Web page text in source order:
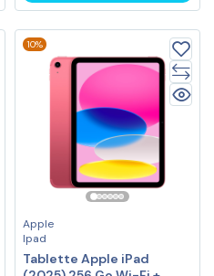
10%
Apple
Ipad
Tablette Apple iPad